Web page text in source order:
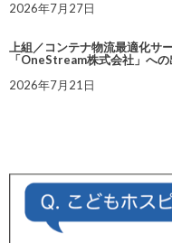
2026年7月27日
上組／コンテナ物流最適化サ
「OneStream株式会社」へ
2026年7月21日